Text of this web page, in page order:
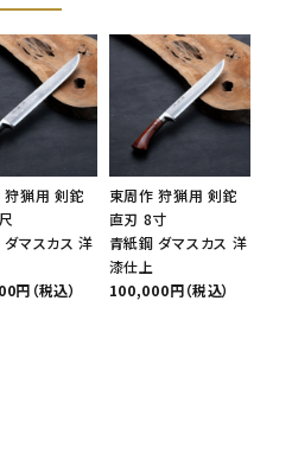
狩猟用 剣鉈
マスカス 洋
円（税込）
東周作 狩猟用 剣鉈
直刃 8寸
青紙鋼 ダマスカス 洋
漆仕上
100,000円（税込）